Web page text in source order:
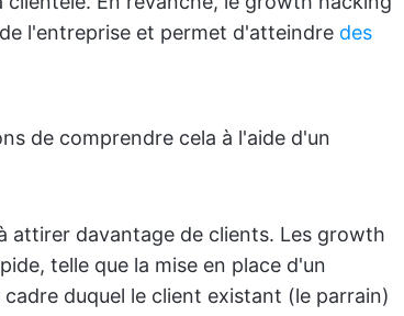
l'entreprise et permet d'atteindre des
de comprendre cela à l'aide d'un
attirer davantage de clients. Les growth
telle que la mise en place d'un
duquel le client existant (le parrain)